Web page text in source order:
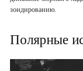
зондированию.
Полярные